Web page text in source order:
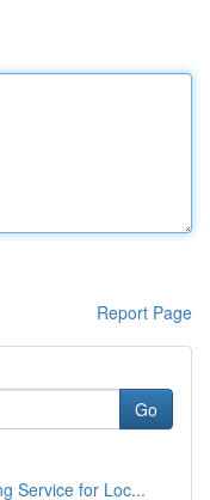
Report Page
Go
Service for Loc...